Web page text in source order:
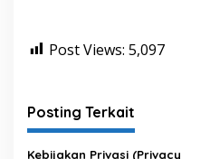
)
W
M
a
Post Views: 5,097
Posting Terkait
Kebijakan Privasi (Privacy